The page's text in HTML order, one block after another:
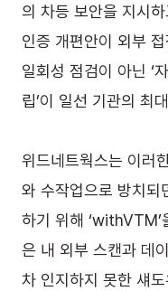
의 차등 보안을 지시
인증 개편안이 외부
일회성 점검이 아닌 ‘
립’이 일선 기관의 최
위드네트웍스는 이러
와 수작업으로 방치되
하기 위해 ‘withVTM’
은 내 외부 스캔과 데
차 인지하지 못한 섀